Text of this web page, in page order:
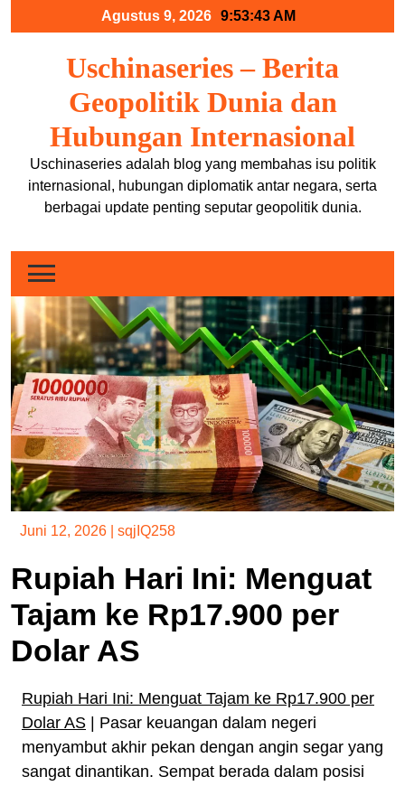
Agustus 9, 2026 9:53:44 AM
Uschinaseries – Berita
Geopolitik Dunia dan
Hubungan Internasional
Uschinaseries adalah blog yang membahas isu politik
internasional, hubungan diplomatik antar negara, serta
berbagai update penting seputar geopolitik dunia.
Juni 12, 2026 sqjIQ258
Rupiah Hari Ini: Menguat
Tajam ke Rp17.900 per
Dolar AS
Rupiah Hari Ini: Menguat Tajam ke Rp17.900 per
Dolar AS | Pasar keuangan dalam negeri
menyambut akhir pekan dengan angin segar yang
sangat dinantikan. Sempat berada dalam posisi